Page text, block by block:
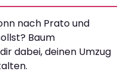
nach Prato und
Baum
dabei, deinen Umzug